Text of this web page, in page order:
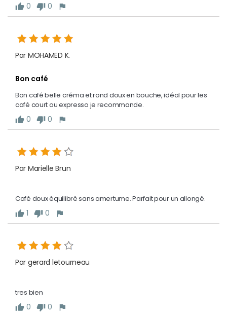
thumb_up 0 thumb_down 0 flag
Par MOHAMED K.
Bon café
Bon café belle créma et rond doux en bouche, idéal pour les
café court ou expresso je recommande.
thumb_up 0 thumb_down 0 flag
Par Marielle Brun
Café doux équilibré sans amertume. Parfait pour un allongé.
thumb_up 1 thumb_down 0 flag
Par gerard letourneau
tres bien
thumb_up 0 thumb_down 0 flag